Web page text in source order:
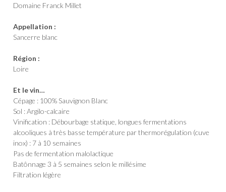
Domaine Franck Millet
Appellation :
Sancerre blanc
Région :
Loire
Et le vin…
Cépage : 100% Sauvignon Blanc
Sol : Argilo-calcaire
Vinification : Débourbage statique, longues fermentations
alcooliques à très basse température par thermorégulation (cuve
inox) : 7 à 10 semaines
Pas de fermentation malolactique
Batônnage 3 à 5 semaines selon le millésime
Filtration légère